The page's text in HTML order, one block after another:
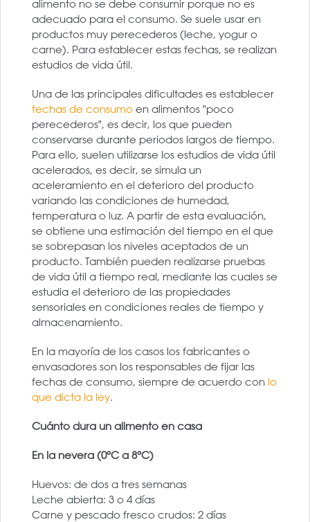
alimento no se debe consumir porque no es
adecuado para el consumo. Se suele usar en
productos muy perecederos (leche, yogur o
carne). Para establecer estas fechas, se realizan
estudios de vida útil.
Una de las principales dificultades es establecer
fechas de consumo en alimentos "poco
perecederos", es decir, los que pueden
conservarse durante periodos largos de tiempo.
Para ello, suelen utilizarse los estudios de vida útil
acelerados, es decir, se simula un
aceleramiento en el deterioro del producto
variando las condiciones de humedad,
temperatura o luz. A partir de esta evaluación,
se obtiene una estimación del tiempo en el que
se sobrepasan los niveles aceptados de un
producto. También pueden realizarse pruebas
de vida útil a tiempo real, mediante las cuales se
estudia el deterioro de las propiedades
sensoriales en condiciones reales de tiempo y
almacenamiento.
En la mayoría de los casos los fabricantes o
envasadores son los responsables de fijar las
fechas de consumo, siempre de acuerdo con lo
que dicta la ley.
Cuánto dura un alimento en casa
En la nevera (0ºC a 8ºC)
Huevos: de dos a tres semanas
Leche abierta: 3 o 4 días
Carne y pescado fresco crudos: 2 días